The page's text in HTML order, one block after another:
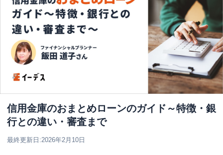
信用金庫のおまとめローンのガイド～特徴・銀
行との違い・審査まで
最終更新日:2026年2月10日